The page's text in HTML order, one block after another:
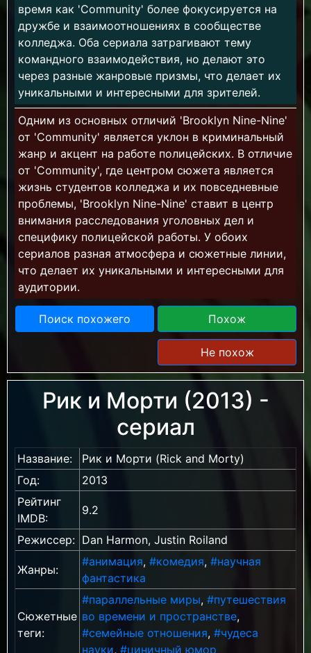
время как 'Community' более фокусируется на
дружбе и взаимоотношениях в сообществе
колледжа. Оба сериала затрагивают тему
командного взаимодействия, но делают это
через разные жанровые призмы, что делает их
уникальными и интересными для зрителей.
Одним из основных отличий 'Brooklyn Nine-Nine'
от 'Community' является уклон в криминальный
жанр и акцент на работе полицейских. В отличие
от 'Community', где центром сюжета является
жизнь студентов колледжа и их повседневные
проблемы, 'Brooklyn Nine-Nine' ставит в центр
внимания расследования уголовных дел и
специфику полицейской работы. У обоих
сериалов разная атмосфера и сюжетные линии,
что делает их уникальными и интересными для
аудитории.
Поиск похожего Похож
Не похож
Рик и Морти (2013) -
сериал
Название:
Рик и Морти (Rick and Morty)
Год:
2013
Рейтинг
IMDB:
9.2
Режиссер: Dan Harmon, Justin Roiland
Жанры:
#анимация, #комедия, #научная
фантастика
Сюжетные
теги:
#параллельные миры, #путешествия
во времени и пространстве,
#семейные отношения, #чудеса
науки, #циничный юмор